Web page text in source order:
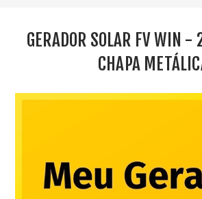
GERADOR SOLAR FV WIN
CHAPA